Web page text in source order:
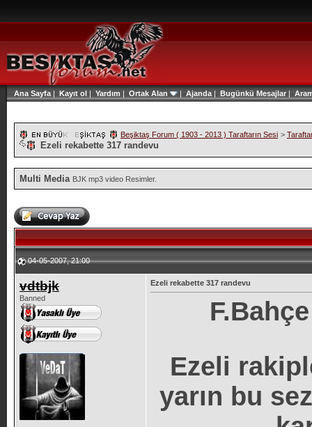
Ana Sayfa | Kayıt ol | Yardım | Ortak Alan | Ajanda | Bugünkü Mesajlar|
Beşiktaş Forum ( 1903 - 2013 ) Taraftarın Sesi >
Ezeli rekabette 317 randevu
Multi Media BJK mp3 video Resimler.
04-05-2007, 21:00
vdtbjk
Banned
Ezeli rekabette 317 randevu
Ezeli
yarın bu